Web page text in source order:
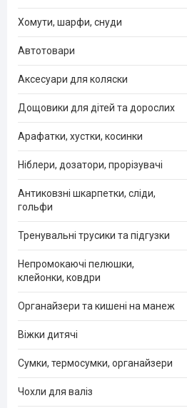
Хомути, шарфи, снуди
Автотовари
Аксесуари для коляски
Дощовики для дітей та дорослих
Арафатки, хустки, косинки
Ніблери, дозатори, прорізувачі
Антиковзні шкарпетки, сліди,
гольфи
Тренувальні трусики та підгузки
Непромокаючі пелюшки,
клейонки, ковдри
Органайзери та кишені на манеж
Віжки дитячі
Сумки, термосумки, органайзери
Чохли для валіз